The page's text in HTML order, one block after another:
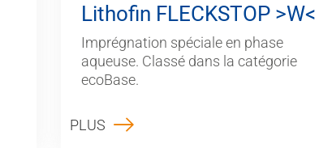
Lithofin FLECKSTOP >W<
Imprégnation spéciale en phase
aqueuse. Classé dans la catégorie
ecoBase.
PLUS